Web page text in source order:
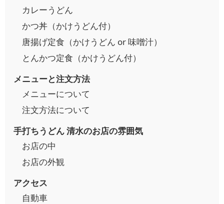
カレーうどん
かつ丼（かけうどん付）
唐揚げ定食（かけうどん or 味噌汁）
とんかつ定食（かけうどん付）
メニューと注文方法
メニューについて
注文方法について
手打ちうどん 清水のお店の雰囲気
お店の中
お店の外観
アクセス
自動車